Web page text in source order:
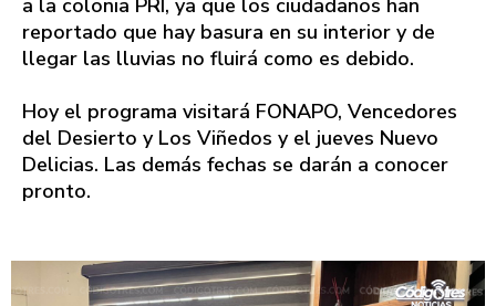
a la colonia PRI, ya que los ciudadanos han
reportado que hay basura en su interior y de
llegar las lluvias no fluirá como es debido.
Hoy el programa visitará FONAPO, Vencedores
del Desierto y Los Viñedos y el jueves Nuevo
Delicias. Las demás fechas se darán a conocer
pronto.